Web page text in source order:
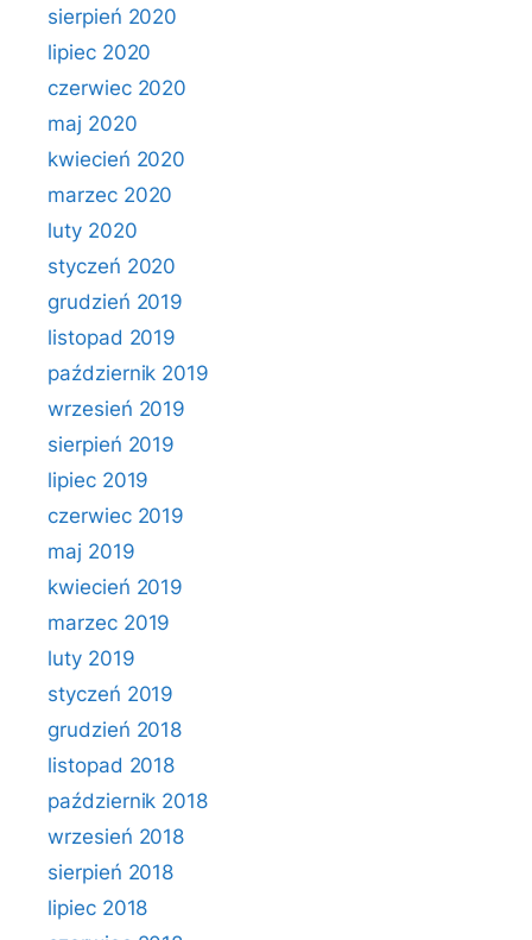
sierpień 2020
lipiec 2020
czerwiec 2020
maj 2020
kwiecień 2020
marzec 2020
luty 2020
styczeń 2020
grudzień 2019
listopad 2019
październik 2019
wrzesień 2019
sierpień 2019
lipiec 2019
czerwiec 2019
maj 2019
kwiecień 2019
marzec 2019
luty 2019
styczeń 2019
grudzień 2018
listopad 2018
październik 2018
wrzesień 2018
sierpień 2018
lipiec 2018